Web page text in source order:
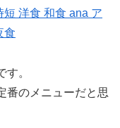
洋食 和食 ana ア
食
。
番のメニューだと思